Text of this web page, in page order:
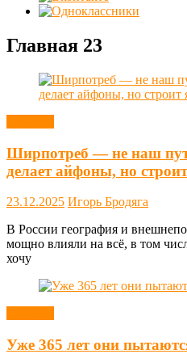
Главная 23
Ширпотреб — не наш
делает айфоны, но
23.12.2025 Игорь Бродяга
В России география и
мощно влияли на всё, в том
хочу
Уже 365 лет они